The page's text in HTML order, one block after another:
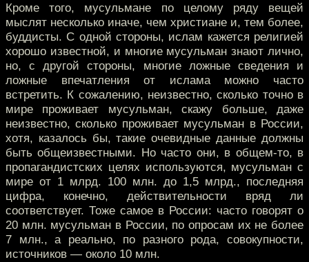
Кроме того, мусульмане по целому ряду вещей
мыслят несколько иначе, чем христиане и, тем более,
буддисты. С одной стороны, ислам кажется религией
хорошо известной, и многие мусульман знают лично,
но, с другой стороны, многие ложные сведения и
ложные впечатления от ислама можно часто
встретить. К сожалению, неизвестно, сколько точно в
мире проживает мусульман, скажу больше, даже
неизвестно, сколько проживает мусульман в России,
хотя, казалось бы, такие очевидные данные должны
быть общеизвестными. Но часто они, в общем-то, в
пропагандистских целях используются, мусульман с
мире от 1 млрд. 100 млн. до 1,5 млрд., последняя
цифра, конечно, действительности вряд ли
соответствует. Тоже самое в России: часто говорят о
20 млн. мусульман в России, по опросам их не более
7 млн., а реально, по разного рода, совокупности,
источников — около 10 млн.